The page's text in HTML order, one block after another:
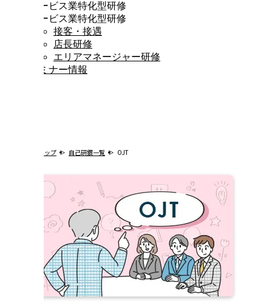
サービス業特化型研修
サービス業特化型研修
接客・接遇
店長研修
エリアマネージャー研修
セミナー情報
トップ 自己研鑽一覧 OJT